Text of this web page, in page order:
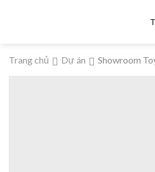
Trang chủ Dự án Showroom